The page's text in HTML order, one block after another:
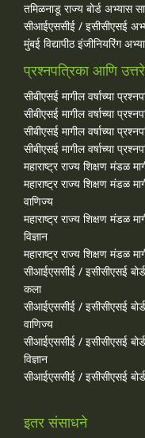
तमिळनाडू राज्य बोर्ड अभ्यास
सीआईएससीई / इसीसीएसई
मुंबई विद्यापीठ इंजीनियरिंग
प्रश्नपत्रिका आणि उत्तरे
सीबीएसई मागील वर्षाच्या
सीबीएसई मागील वर्षाच्या
सीबीएसई मागील वर्षाच्या
सीबीएसई मागील वर्षाच्या
महाराष्ट्र राज्य शिक्षण मंडळ
महाराष्ट्र राज्य शिक्षण मंडळ
वाणिज्य
महाराष्ट्र राज्य शिक्षण मंडळ
विज्ञान
महाराष्ट्र राज्य शिक्षण मंडळ
सीआईएससीई / इसीसीएसई बोर्ड
कला
सीआईएससीई / इसीसीएसई बोर्ड
वाणिज्य
सीआईएससीई / इसीसीएसई बोर्ड
विज्ञान
सीआईएससीई / इसीसीएसई बोर्ड
इतर संसाधने